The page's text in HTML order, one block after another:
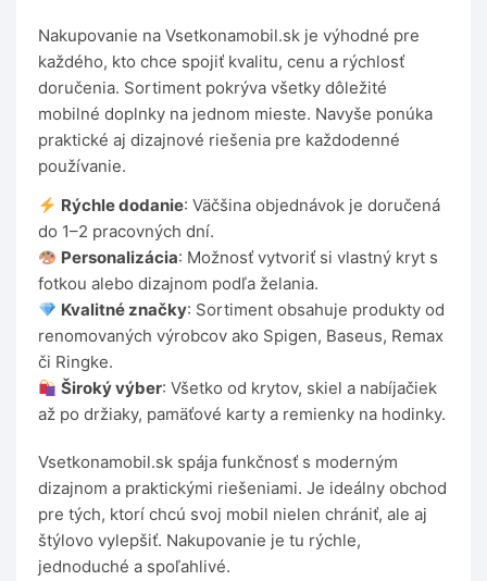
Nakupovanie na Vsetkonamobil.sk je výhodné pre
každého, kto chce spojiť kvalitu, cenu a rýchlosť
doručenia. Sortiment pokrýva všetky dôležité
mobilné doplnky na jednom mieste. Navyše ponúka
praktické aj dizajnové riešenia pre každodenné
používanie.
Rýchle dodanie: Väčšina objednávok je doručená
do 1–2 pracovných dní.
Personalizácia: Možnosť vytvoriť si vlastný kryt s
fotkou alebo dizajnom podľa želania.
Kvalitné značky: Sortiment obsahuje produkty od
renomovaných výrobcov ako Spigen, Baseus, Remax
či Ringke.
Široký výber: Všetko od krytov, skiel a nabíjačiek
až po držiaky, pamäťové karty a remienky na hodinky.
Vsetkonamobil.sk spája funkčnosť s moderným
dizajnom a praktickými riešeniami. Je ideálny obchod
pre tých, ktorí chcú svoj mobil nielen chrániť, ale aj
štýlovo vylepšiť. Nakupovanie je tu rýchle,
jednoduché a spoľahlivé.